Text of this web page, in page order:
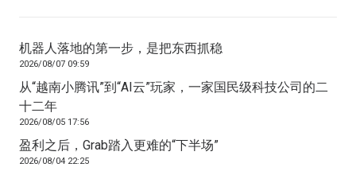
机器人落地的第一步，是把东西抓稳
2026/08/07 09:59
从“越南小腾讯”到“AI云”玩家，一家国民级科技公司的二
十二年
2026/08/05 17:56
盈利之后，Grab踏入更难的“下半场”
2026/08/04 22:25